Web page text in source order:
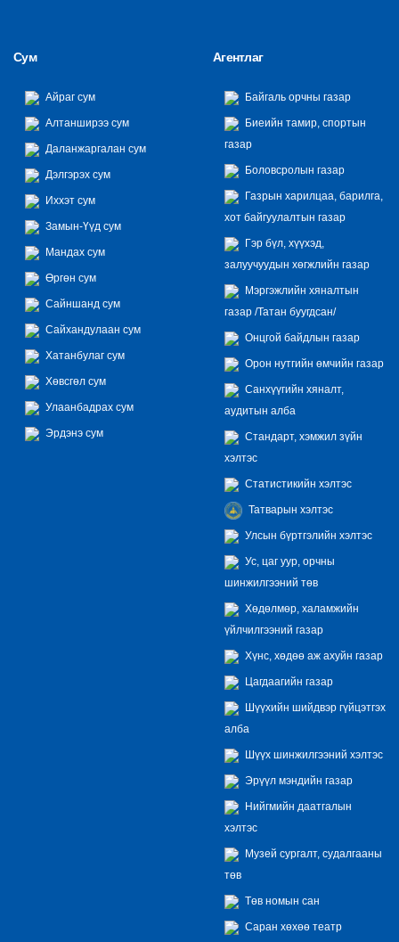
Сум
Айраг сум
Алтанширээ сум
Даланжаргалан сум
Дэлгэрэх сум
Иххэт сум
Замын-Үүд сум
Мандах сум
Өргөн сум
Сайншанд сум
Сайхандулаан сум
Хатанбулаг сум
Хөвсгөл сум
Улаанбадрах сум
Эрдэнэ сум
Агентлаг
Байгаль орчны газар
Биеийн тамир, спортын
газар
Боловсролын газар
Газрын харилцаа, барилга,
хот байгуулалтын газар
Гэр бүл, хүүхэд,
залуучуудын хөгжлийн газар
Мэргэжлийн хяналтын
газар /Татан буугдсан/
Онцгой байдлын газар
Орон нутгийн өмчийн газар
Санхүүгийн хяналт,
аудитын алба
Стандарт, хэмжил зүйн
хэлтэс
Статистикийн хэлтэс
Татварын хэлтэс
Улсын бүртгэлийн хэлтэс
Ус, цаг уур, орчны
шинжилгээний төв
Хөдөлмөр, халамжийн
үйлчилгээний газар
Хүнс, хөдөө аж ахуйн газар
Цагдаагийн газар
Шүүхийн шийдвэр гүйцэтгэх
алба
Шүүх шинжилгээний хэлтэс
Эрүүл мэндийн газар
Нийгмийн даатгалын
хэлтэс
Музей сургалт, судалгааны
төв
Төв номын сан
Саран хөхөө театр